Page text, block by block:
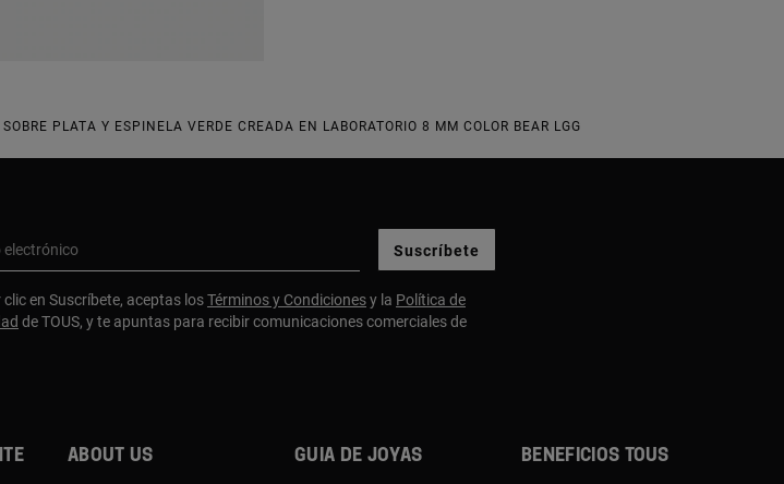
PLATA Y ESPINELA VERDE CREADA EN LABORATORIO 8 MM COLOR BEAR LGG
electrónico Suscríbete
clic en Suscríbete, aceptas losTérminos y Condicionesy la Política de
de TOUS, y te apuntas para recibir comunicaciones comerciales de
About us Guia de joyas Beneficios TOUS